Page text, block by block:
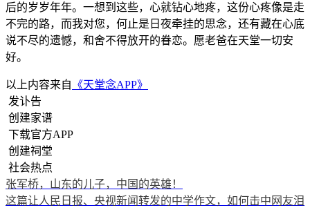
后的岁岁年年。一想到这些，心就钻心地疼，这份心疼像是走
不完的路，而我对您，何止是日夜牵挂的思念，还有藏在心底
说不尽的遗憾，和舍不得放开的眷恋。愿老爸在天堂一切安
好。
以上内容来自 《天堂念APP》
发讣告
创建家谱
下载官方APP
创建祠堂
社会热点
张军桥，山东的儿子，中国的英雄！
这篇让人民日报、央视新闻转发的中学作文，如何击中网友泪